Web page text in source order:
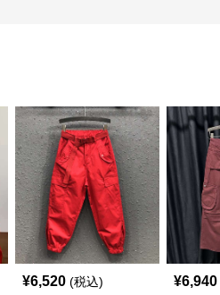
¥6,520 (税込) ¥6,940